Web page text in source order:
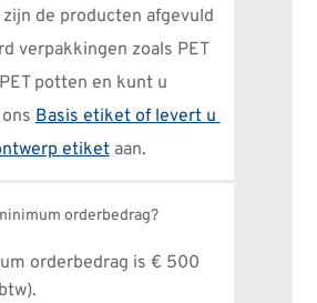
de producten afgevuld
verpakkingen zoals PET
Basis etiket of levert u
etiket aan.
orderbedrag?
orderbedrag is € 500